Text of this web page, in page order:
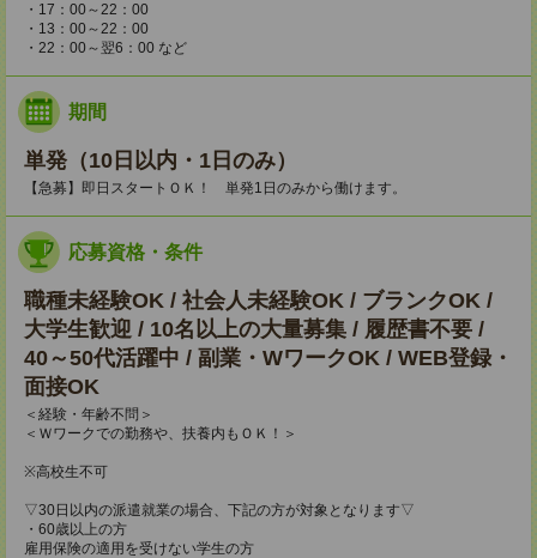
・17：00～22：00
・13：00～22：00
・22：00～翌6：00 など
期間
単発（10日以内・1日のみ）
【急募】即日スタートＯＫ！ 単発1日のみから働けます。
応募資格・条件
職種未経験OK / 社会人未経験OK / ブランクOK /
大学生歓迎 / 10名以上の大量募集 / 履歴書不要 /
40～50代活躍中 / 副業・WワークOK / WEB登録・
面接OK
＜経験・年齢不問＞
＜Ｗワークでの勤務や、扶養内もＯＫ！＞
※高校生不可
▽30日以内の派遣就業の場合、下記の方が対象となります▽
・60歳以上の方
雇用保険の適用を受けない学生の方